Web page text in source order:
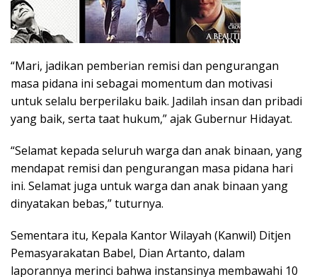
“Mari, jadikan pemberian remisi dan pengurangan
masa pidana ini sebagai momentum dan motivasi
untuk selalu berperilaku baik. Jadilah insan dan pribadi
yang baik, serta taat hukum,” ajak Gubernur Hidayat.
“Selamat kepada seluruh warga dan anak binaan, yang
mendapat remisi dan pengurangan masa pidana hari
ini. Selamat juga untuk warga dan anak binaan yang
dinyatakan bebas,” tuturnya.
Sementara itu, Kepala Kantor Wilayah (Kanwil) Ditjen
Pemasyarakatan Babel, Dian Artanto, dalam
laporannya merinci bahwa instansinya membawahi 10